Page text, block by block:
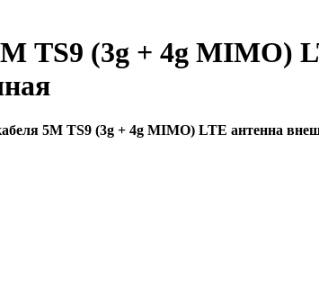
TS9 (3g + 4g MIMO)
5М TS9 (3g + 4g MIMO) LTE антенна